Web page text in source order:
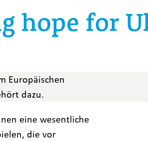
hope for
Europäischen
dazu.
eine wesentliche
die vor